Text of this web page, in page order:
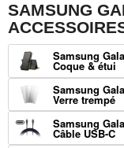
SAMSUNG
Samsung
Coque & étui
Samsung
Verre trempé
Samsung
Câble USB-C